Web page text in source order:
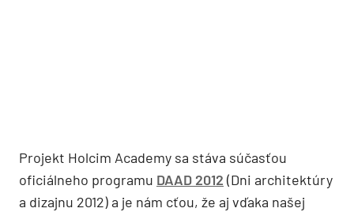
Projekt Holcim Academy sa stáva súčasťou
oficiálneho programu DAAD 2012 (Dni architektúry
a dizajnu 2012) a je nám cťou, že aj vďaka našej